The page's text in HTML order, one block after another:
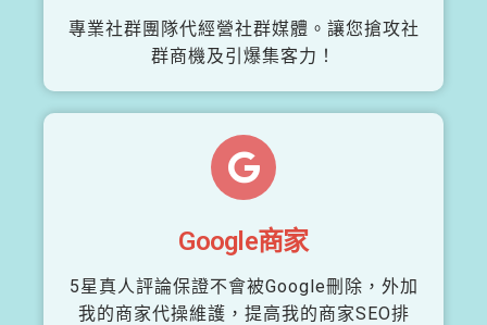
專業社群團隊代經營社群媒體。讓您搶攻社
群商機及引爆集客力！
Google商家
5星真人評論保證不會被Google刪除，外加
我的商家代操維護，提高我的商家SEO排